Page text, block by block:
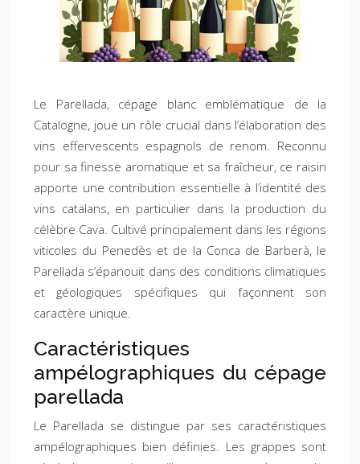
Le Parellada, cépage blanc emblématique de la
Catalogne, joue un rôle crucial dans l’élaboration des
vins effervescents espagnols de renom. Reconnu
pour sa finesse aromatique et sa fraîcheur, ce raisin
apporte une contribution essentielle à l’identité des
vins catalans, en particulier dans la production du
célèbre Cava. Cultivé principalement dans les régions
viticoles du Penedès et de la Conca de Barberà, le
Parellada s’épanouit dans des conditions climatiques
et géologiques spécifiques qui façonnent son
caractère unique.
Caractéristiques
ampélographiques du cépage
parellada
Le Parellada se distingue par ses caractéristiques
ampélographiques bien définies. Les grappes sont